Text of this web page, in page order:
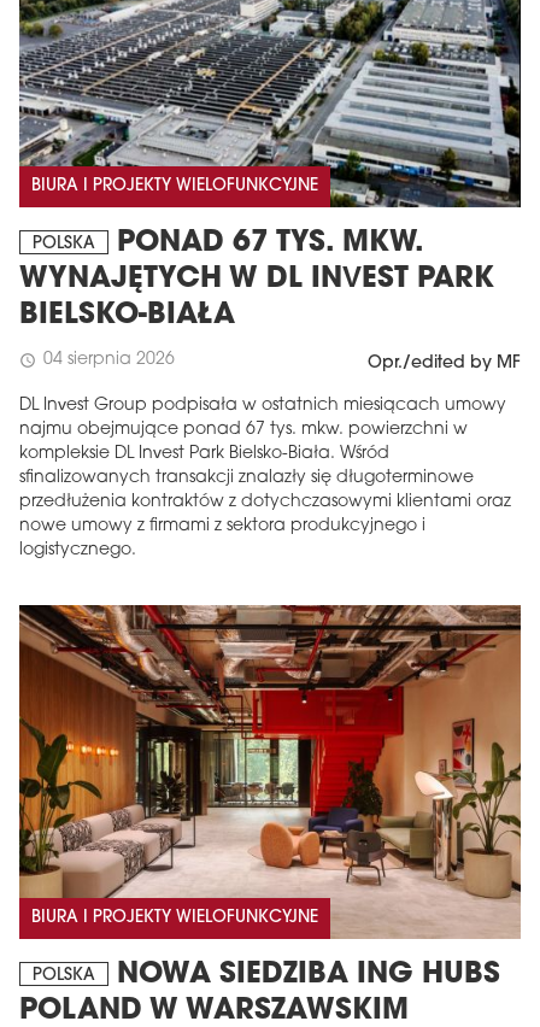
BIURA I PROJEKTY WIELOFUNKCYJNE
POLSKA
PONAD 67 TYS. MKW.
WYNAJĘTYCH W DL INVEST PARK
BIELSKO-BIAŁA
schedule 04 sierpnia 2026 Opr./edited by MF
DL Invest Group podpisała w ostatnich miesiącach umowy
najmu obejmujące ponad 67 tys. mkw. powierzchni w
kompleksie DL Invest Park Bielsko-Biała. Wśród
sfinalizowanych transakcji znalazły się długoterminowe
przedłużenia kontraktów z dotychczasowymi klientami oraz
nowe umowy z firmami z sektora produkcyjnego i
logistycznego.
BIURA I PROJEKTY WIELOFUNKCYJNE
POLSKA
NOWA SIEDZIBA ING HUBS
POLAND W WARSZAWSKIM